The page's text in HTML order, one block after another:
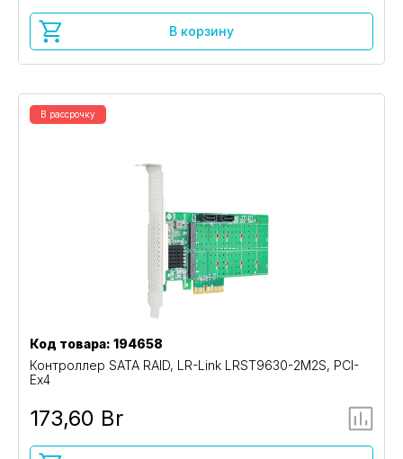
В корзину
В рассрочку
Код товара: 194658
Контроллер SATA RAID, LR-Link LRST9630-2M2S, PCI-
Ex4
173,60 Br